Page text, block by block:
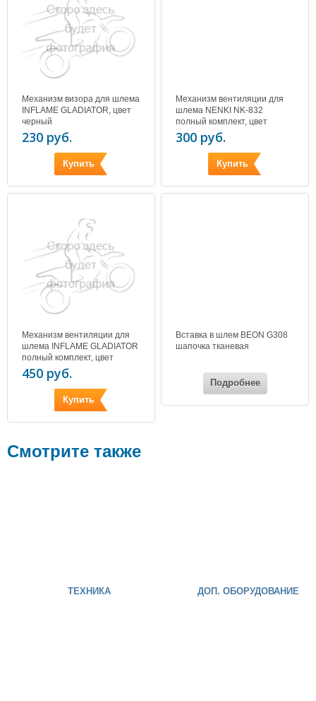
Механизм визора для шлема
INFLAME GLADIATOR, цвет
черный
230 руб.
Купить
Механизм вентиляции для
шлема NENKI NK-832
полный комплект, цвет
черный
300 руб.
Купить
Механизм вентиляции для
шлема INFLAME GLADIATOR
полный комплект, цвет
серебро
450 руб.
Купить
Вставка в шлем BEON G308
шапочка тканевая
Подробнее
Смотрите также
ТЕХНИКА ДОП. ОБОРУДОВАНИЕ